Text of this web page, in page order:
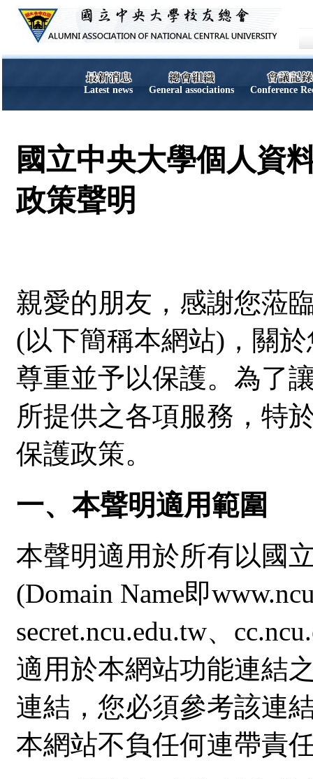
Latest news General associations Conference
國立中央大學個人資
政策聲明
親愛的朋友，感謝您蒞
(以下簡稱本網站)，關
尊重並予以保護。為了
所提供之各項服務，特
保護政策。
一、本聲明適用範圍
本聲明適用於所有以國
(Domain Name即
secret.ncu.edu.tw、
適用於本網站功能連結
連結，您必須參考該連
本網站不負任何連帶責